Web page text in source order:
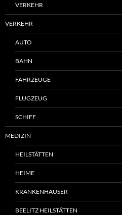
VERKEHR
VERKEHR
AUTO
BAHN
FAHRZEUGE
FLUGZEUG
SCHIFF
MEDIZIN
HEILSTÄTTEN
HEIME
KRANKENHÄUSER
BEELITZ HEILSTÄTTEN